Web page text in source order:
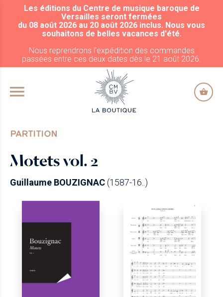
ALLER AU CONTENU PRINCIPAL
Les éditions du Centre de musique baroque de
Versailles seront fermées
du 08 août 2026 au 20 août 2026 inclus. Nous vous
souhaitons de belles vacances d'été.
Nous reprendrons l'expédition des commandes
passées entre ces deux dates dès le 21 août 2026.
PARTITION
Motets vol. 2
Guillaume BOUZIGNAC(1587-16..)